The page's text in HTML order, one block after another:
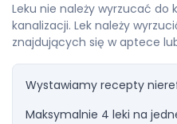
Leku nie należy wyrzucać do
kanalizacji. Lek należy
znajdujących się w aptece
Wystawiamy recepty
Maksymalnie 4 leki na